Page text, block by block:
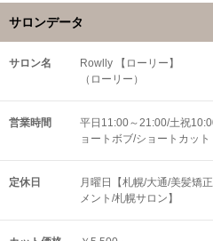
サロンデータ
サロン名
Rowlly 【ローリー】
（ローリー）
営業時間
平日11:00～21:00/土祝
ョートボブ/ショートカット
定休日
月曜日【札幌/大通/美髪矯
メント/札幌サロン】